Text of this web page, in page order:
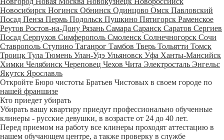
Новосибирск Ногинск Обнинск Одинцово Омск Павловский
Посад Пенза Пермь Подольск Пушкино Пятигорск Раменское
Реутов Ростов-на-Дону Рязань Самара Саранск Саратов Сергиев
Посад Серпухов Симферополь Смоленск Солнечногорск Сочи
Ставрополь Ступино Таганрог Тамбов Тверь Тольятти Томск
Троицк Тула Тюмень Улан-Удэ Ульяновск Уфа Ханты-Мансийск
Химки Челябинск Череповец Чехов Чита Электросталь Энгельс
Якутск Ярославль
Откройте Бюро чистоты Братьев Чистовых в своем городе по
нашей франшизе
Кто приедет убирать
Убирать вашу квартиру приедут профессионально обученные
клинеры - русские девушки, в возрасте от 24 до 40 лет.
Перед приемом на работу все клинеры проходят аттестацию в
нашем обучающем центре, а также проверку в службе